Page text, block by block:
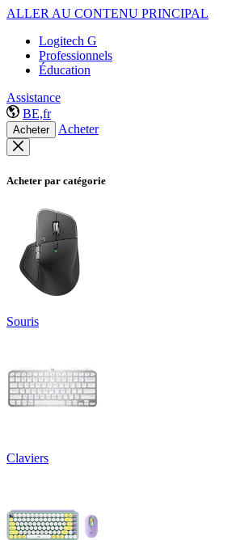
ALLER AU CONTENU PRINCIPAL
Logitech G
Professionnels
Éducation
Assistance
BE,fr
Acheter Acheter
Acheter par catégorie
Souris
Claviers